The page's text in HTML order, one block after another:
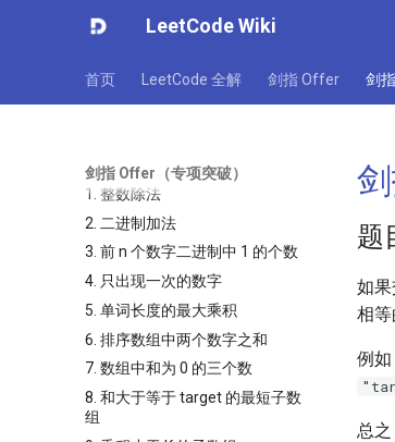
LeetCode Wiki
首页 LeetCode 全解 剑指 Offer 剑
剑指 Offer（专项突破）
1. 整数除法
2. 二进制加法
3. 前 n 个数字二进制中 1 的个数
4. 只出现一次的数字
5. 单词长度的最大乘积
6. 排序数组中两个数字之和
7. 数组中和为 0 的三个数
8. 和大于等于 target 的最短子数
组
题
如
相等
例如
总